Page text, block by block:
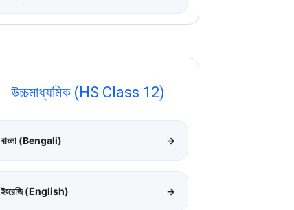
উচ্চমাধ্যমিক (HS Class 12)
বাংলা (Bengali) →
ইংরেজি (English) →